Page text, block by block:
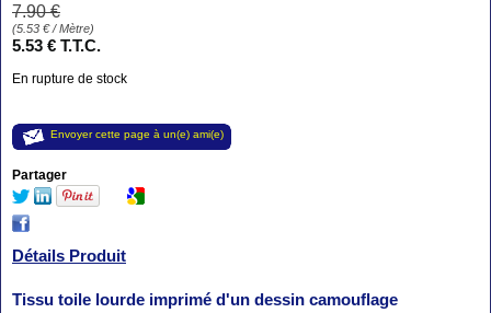
7.90 €
(5.53 €/ Mètre)
5.53 € T.T.C.
En rupture de stock
Envoyer cette page à un(e) ami(e)
Partager
Détails Produit
Tissu toile lourde imprimé d'un dessin camouflage